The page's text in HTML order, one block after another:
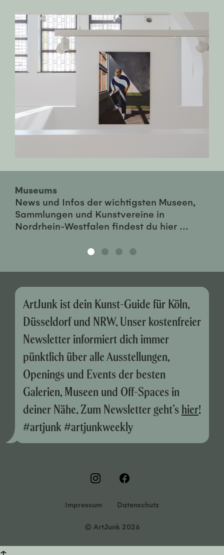
Museums
News und Infos der wichtigsten Museen,
Sammlungen und Kunstvereine in
Nordrhein-Westfalen findest du hier ...
ArtJunk ist dein Kunst-Guide für Köln,
Düsseldorf und NRW. Unser kostenfreier
Newsletter informiert dich immer
pünktlich über alle Ausstellungen,
Openings und Events der besten
Galerien, Museen und Off-Spaces in
deiner Nähe. Zum Newsletter geht’s hier!
#artjunk #artjunkweekly
Impressum Datenschutz
© ArtJunk 2026